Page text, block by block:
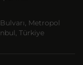
Metropol
Türkiye